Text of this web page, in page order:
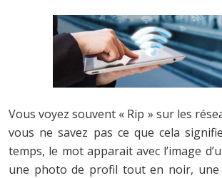
Vous voyez souvent « Rip » sur les
vous ne savez pas ce que cela
temps, le mot apparait avec l’image
une photo de profil tout en noir, une